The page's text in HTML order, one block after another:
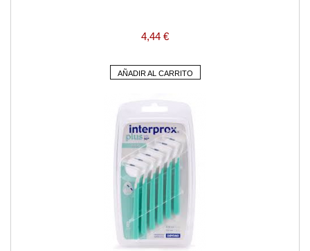
4,44 €
AÑADIR AL CARRITO